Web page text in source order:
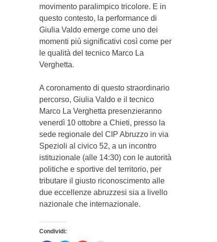
movimento paralimpico tricolore. E in
questo contesto, la performance di
Giulia Valdo emerge come uno dei
momenti più significativi così come per
le qualità del tecnico Marco La
Verghetta.
A coronamento di questo straordinario
percorso, Giulia Valdo e il tecnico
Marco La Verghetta presenzieranno
venerdì 10 ottobre a Chieti, presso la
sede regionale del CIP Abruzzo in via
Spezioli al civico 52, a un incontro
istituzionale (alle 14:30) con le autorità
politiche e sportive del territorio, per
tributare il giusto riconoscimento alle
due eccellenze abruzzesi sia a livello
nazionale che internazionale.
Condividi: